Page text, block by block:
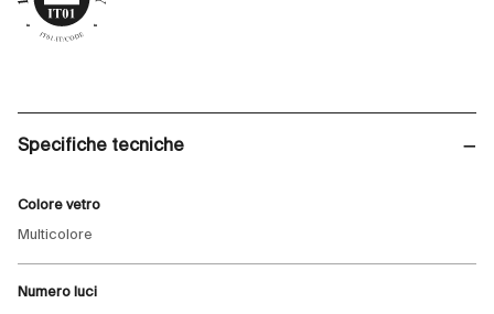
Specifiche tecniche
Colore vetro
Multicolore
Numero luci